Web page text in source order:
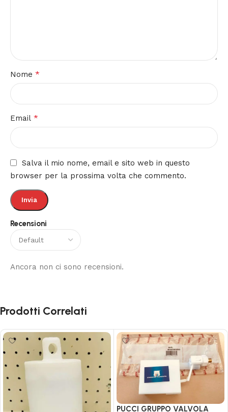
Recensioni
Ancora non ci sono recensioni.
Nome *
Email *
Salva il mio nome, email e sito web in questo
browser per la prossima volta che commento.
Prodotti Correlati
PUCCI GRUPPO VALVOLA